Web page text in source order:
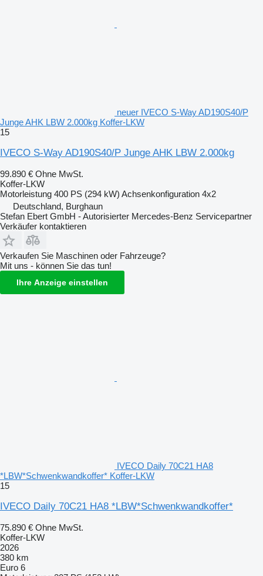
neuer IVECO S-Way AD190S40/P
Junge AHK LBW 2.000kg Koffer-LKW
15
IVECO S-Way AD190S40/P Junge AHK LBW 2.000kg
99.890 € Ohne MwSt.
Koffer-LKW
Motorleistung 400 PS (294 kW) Achsenkonfiguration 4x2
Deutschland, Burghaun
Stefan Ebert GmbH - Autorisierter Mercedes-Benz Servicepartner
Verkäufer kontaktieren
Verkaufen Sie Maschinen oder Fahrzeuge?
Mit uns - können Sie das tun!
Ihre Anzeige einstellen
IVECO Daily 70C21 HA8
*LBW*Schwenkwandkoffer* Koffer-LKW
15
IVECO Daily 70C21 HA8 *LBW*Schwenkwandkoffer*
75.890 € Ohne MwSt.
Koffer-LKW
2026
380 km
Euro 6